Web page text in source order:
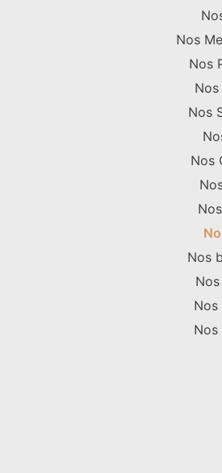
Nos
Nos
Nos
Nos
Nos
Nos
Nos